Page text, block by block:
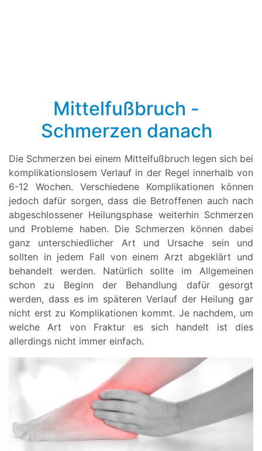
Mittelfußbruch -
Schmerzen danach
Die Schmerzen bei einem Mittelfußbruch legen sich bei
komplikationslosem Verlauf in der Regel innerhalb von
6-12 Wochen. Verschiedene Komplikationen können
jedoch dafür sorgen, dass die Betroffenen auch nach
abgeschlossener Heilungsphase weiterhin Schmerzen
und Probleme haben. Die Schmerzen können dabei
ganz unterschiedlicher Art und Ursache sein und
sollten in jedem Fall von einem Arzt abgeklärt und
behandelt werden. Natürlich sollte im Allgemeinen
schon zu Beginn der Behandlung dafür gesorgt
werden, dass es im späteren Verlauf der Heilung gar
nicht erst zu Komplikationen kommt. Je nachdem, um
welche Art von Fraktur es sich handelt ist dies
allerdings nicht immer einfach.